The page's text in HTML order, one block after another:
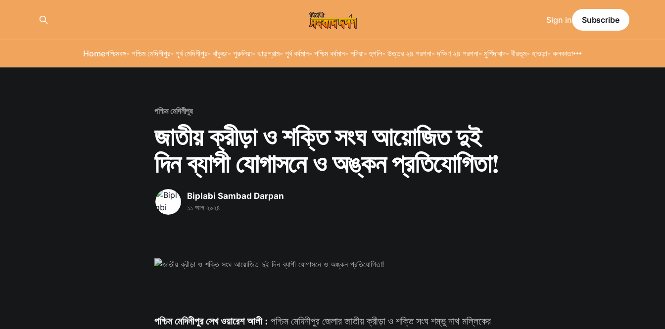
Homeপশ্চিমবঙ্গ- পশ্চিম মেদিনীপুর- পূর্ব মেদিনীপুর- বাঁকুড়া- পুরুলিয়া- ঝাড়গ্রাম- পূর্ব বর্ধমান- পশ্চিম বর্ধমান- নদিয়া- হুগলি- উত্তর ২৪ পরগনা- দক্ষিণ ২৪ পরগনা- মুর্শিদাবাদ- বীরভূম- হাওড়া- কলকাতা
Sign in Subscribe
পশ্চিম মেদিনীপুর
জাতীয় ক্রীড়া ও শক্তি সংঘ আয়োজিত দুই
দিন ব্যাপী যোগাসনে ও অঙ্কন প্রতিযোগিতা!
Biplabi Sambad Darpan
১১ আগ ২০২৪
পশ্চিম মেদিনীপুর সেখ ওয়ারেশ আলী : পশ্চিম মেদিনীপুর জেলার জাতীয় ক্রীড়া ও শক্তি সংঘ শম্ভু নাথ মল্লিকের